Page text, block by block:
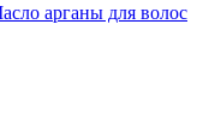
арганы для волос